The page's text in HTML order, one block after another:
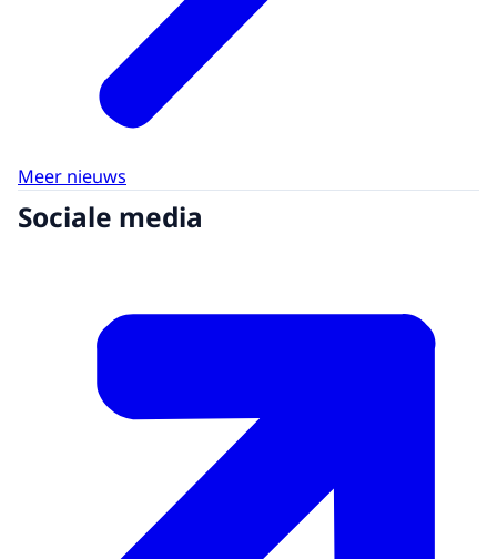
Meer nieuws
Sociale media